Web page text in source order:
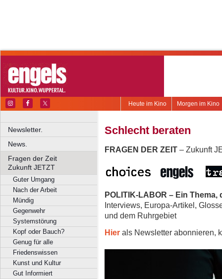
Morgen im Kino
Heute im Kino
Newsletter.
News.
Fragen der Zeit
Zukunft JETZT
Guter Umgang
Nach der Arbeit
Mündig
Gegenwehr
Systemstörung
Kopf oder Bauch?
Genug für alle
Friedenswissen
Kunst und Kultur
Gut Informiert
Schlecht beraten
FRAGEN DER ZEIT – Zukunft
POLITIK-LABOR – Ein
Interviews, Europa-Artikel,
und dem Ruhrgebiet
Hier als Newsletter abonnieren,